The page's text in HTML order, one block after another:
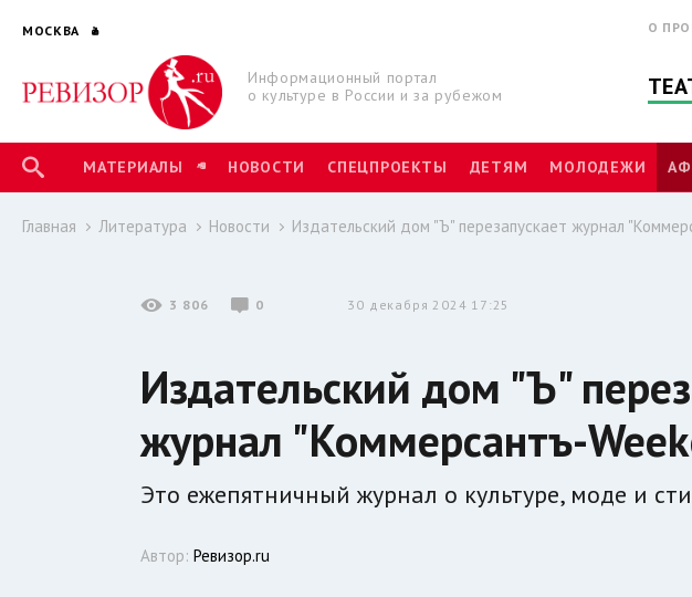
МОСКВА
Информационный портал
о культуре в России и за рубежом
О
МАТЕРИАЛЫ НОВОСТИ СПЕЦПРОЕКТЫ ДЕТЯМ МОЛОДЕЖИ
Главная Литература Новости Издательский дом "Ъ" перезапускает журнал
3 806 0 30 декабря 2024 17:25
Издательский дом "Ъ"
журнал "Коммерсантъ-
Это ежепятничный журнал о культуре, моде и
Автор:Ревизор.ru